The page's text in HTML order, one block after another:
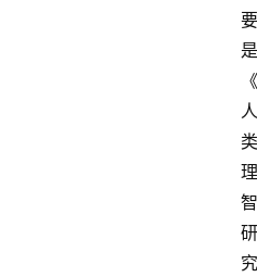
要
是
《
人
类
理
智
研
究